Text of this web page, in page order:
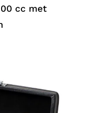
cc met